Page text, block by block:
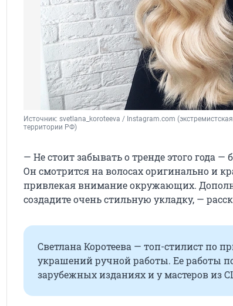
Источник: svetlana_koroteeva / Instagram.com
территории РФ)
— Не стоит забывать о тренде этого года
Он смотрится на волосах оригинально и
привлекая внимание окружающих.
создадите очень стильную укладку, —
Светлана Коротеева — топ-стилист по
украшений ручной работы. Ее работы
зарубежных изданиях и у мастеров из